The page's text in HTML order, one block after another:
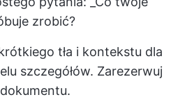
zrobić?
tła i kontekstu dla
szczegółów. Zarezerwuj